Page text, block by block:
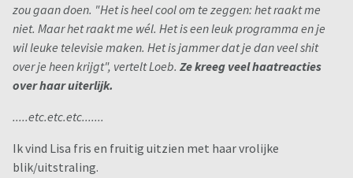
zou gaan doen. "Het is heel cool om te zeggen: het raakt me
niet. Maar het raakt me wél. Het is een leuk programma en je
wil leuke televisie maken. Het is jammer dat je dan veel shit
over je heen krijgt", vertelt Loeb. Ze kreeg veel haatreacties
over haar uiterlijk.
.....etc.etc.etc.......
Ik vind Lisa fris en fruitig uitzien met haar vrolijke
blik/uitstraling.